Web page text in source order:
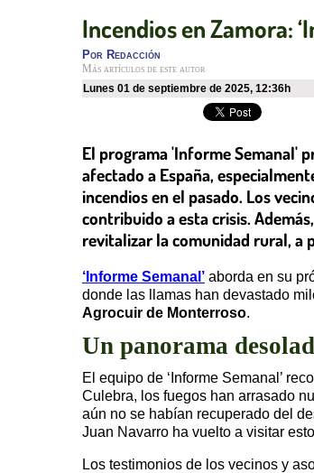
Incendios en Zamora:
Por Redacción
Más artículos de este autor
lunes 01 de septiembre de 2025, 12:36h
El programa 'Informe Semanal'
afectado a España,
incendios en el pasado. Los
contribuido a esta crisis.
revitalizar la comunidad rural, a
‘Informe Semanal’ aborda en su
donde las llamas han devastado
Agrocuir de Monterroso.
Un panorama
El equipo de ‘Informe Semanal’
Culebra, los fuegos han arrasado
aún no se habían recuperado del
Juan Navarro ha vuelto a visitar
Los testimonios de los vecinos y